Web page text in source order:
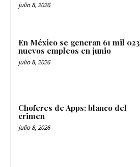
julio 8, 2026
En México se generan 61 mil 023
nuevos empleos en junio
julio 8, 2026
Choferes de Apps: blanco del
crimen
julio 8, 2026